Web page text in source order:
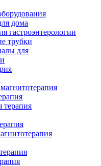
дома
гастроэнтерологии
трубки
для
терапия